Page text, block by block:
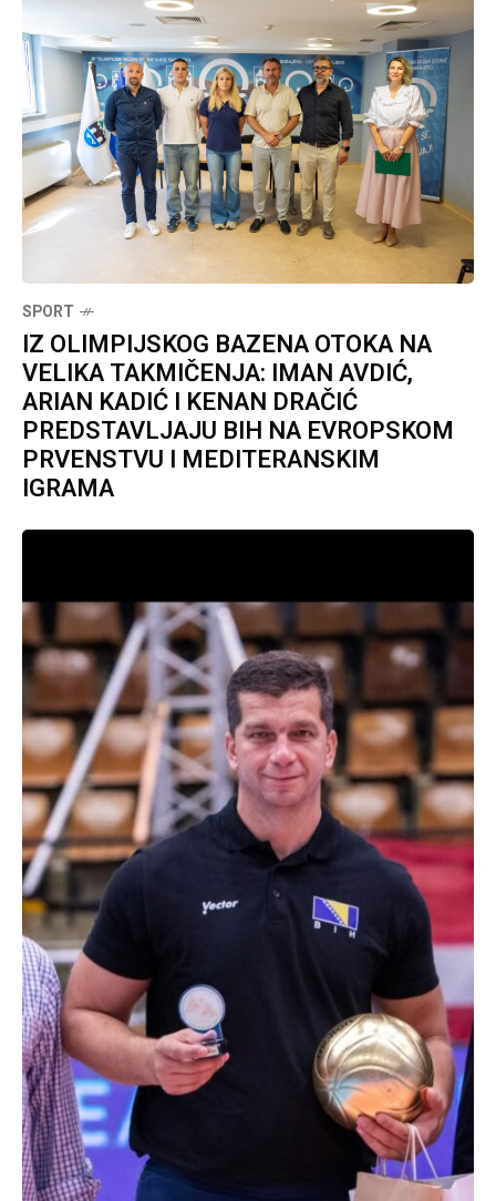
SPORT
IZ OLIMPIJSKOG BAZENA OTOKA NA
VELIKA TAKMIČENJA: IMAN AVDIĆ,
ARIAN KADIĆ I KENAN DRAČIĆ
PREDSTAVLJAJU BIH NA EVROPSKOM
PRVENSTVU I MEDITERANSKIM
IGRAMA